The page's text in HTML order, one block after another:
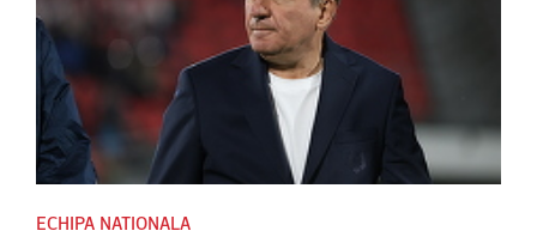
ECHIPA NATIONALA